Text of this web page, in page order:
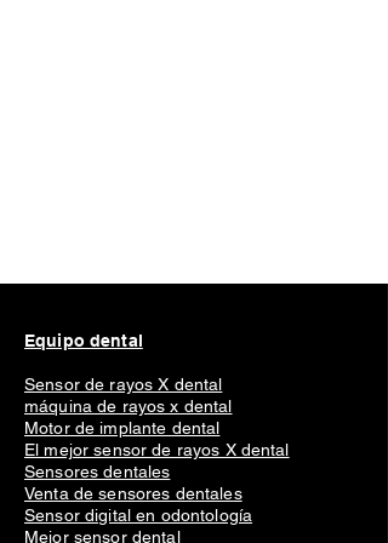
Equipo dental
Sensor de rayos X dental
máquina de rayos x dental
Motor de implante dental
El mejor sensor de rayos X dental
Sensores dentales
Venta de sensores dentales
Sensor digital en odontología
Mejor sensor dental